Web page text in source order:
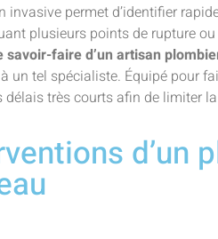
invasive permet d’identifier
plusieurs points de rupture
savoir-faire d’un artisan
un tel spécialiste. Équipé pour
délais très courts afin de limiter
d’un